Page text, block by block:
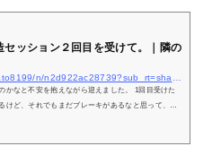
セッション２回目を受けて。｜隣の
https://note.com/sato8199/n/n2d922ac28739?sub_rt=share_sb
不安を抱えながら迎えました。 1回目受けた
けど、それでもまだブレーキがあるなと思って、今